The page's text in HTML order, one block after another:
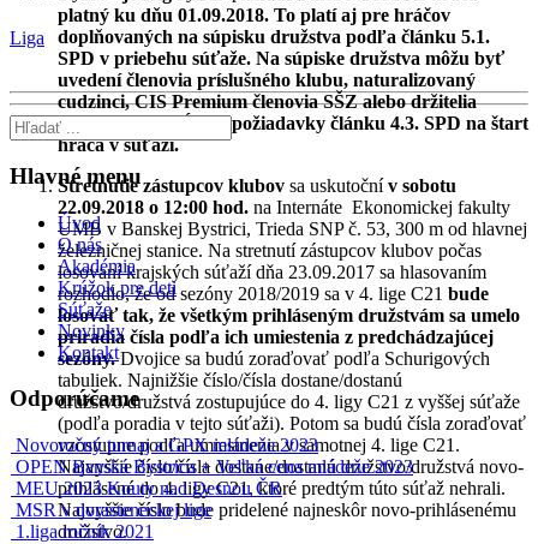
platný ku dňu 01.09.2018. To platí aj pre hráčov
doplňovaných na súpisku družstva podľa článku 5.1.
SPD v priebehu súťaže. Na súpiske družstva môžu byť
uvedení členovia príslušného klubu, naturalizovaný
cudzinci, CIS Premium členovia SŠZ alebo držitelia
licencii, ktorí spĺňajú požiadavky článku 4.3. SPD na štart
hráča v súťaži.
Stretnutie zástupcov klubov sa uskutočnív sobotu
22.09.2018 o 12:00 hod. na Internáte Ekonomickej fakulty
UMB v Banskej Bystrici, Trieda SNP č. 53, 300 m od hlavnej
železničnej stanice. Na stretnutí zástupcov klubov počas
losovaní krajských súťaží dňa 23.09.2017 sa hlasovaním
rozhodlo, že od sezóny 2018/2019 sa v 4. lige C21 bude
losovať tak, že všetkým prihláseným družstvám sa umelo
priradia čísla podľa ich umiestenia z predchádzajúcej
sezóny.Dvojice sa budú zoraďovať podľa Schurigových
tabuliek. Najnižšie číslo/čísla dostane/dostanú
družstvo/družstvá zostupujúce do 4. ligy C21 z vyššej súťaže
(podľa poradia v tejto súťaži). Potom sa budú čísla zoraďovať
vzostupne podľa umiestnenia v samotnej 4. lige C21.
Najvyššie číslo/čísla dostane/dostanú družstvo/družstvá novo-
prihlásené do 4. ligy C21, ktoré predtým túto súťaž nehrali.
Najvyššie číslo bude pridelené najneskôr novo-prihlásenému
družstvo.
Liga
Hlavné menu
Úvod
O nás
Akadémia
Krúžok pre deti
Súťaže
Novinky
Kontakt
Odporúčame
Novoročný turnaj a GPX mládeže 2023
OPEN Banská Bystrica + Veľká cena mládeže 2023
MEU 2023 Kouty nad Desnou ČR
MSR v dorasteneckej lige
1.liga ročník 2021